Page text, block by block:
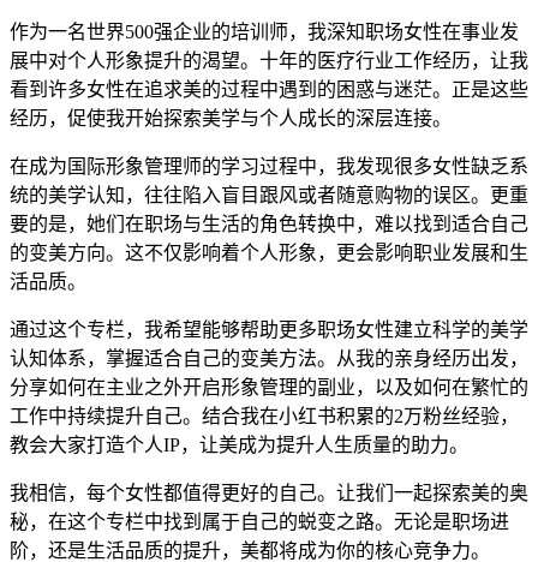
作为一名世界500强企业的培训师，我深知职场女性在事业发
展中对个人形象提升的渴望。十年的医疗行业工作经历，让我
看到许多女性在追求美的过程中遇到的困惑与迷茫。正是这些
经历，促使我开始探索美学与个人成长的深层连接。
在成为国际形象管理师的学习过程中，我发现很多女性缺乏系
统的美学认知，往往陷入盲目跟风或者随意购物的误区。更重
要的是，她们在职场与生活的角色转换中，难以找到适合自己
的变美方向。这不仅影响着个人形象，更会影响职业发展和生
活品质。
通过这个专栏，我希望能够帮助更多职场女性建立科学的美学
认知体系，掌握适合自己的变美方法。从我的亲身经历出发，
分享如何在主业之外开启形象管理的副业，以及如何在繁忙的
工作中持续提升自己。结合我在小红书积累的2万粉丝经验，
教会大家打造个人IP，让美成为提升人生质量的助力。
我相信，每个女性都值得更好的自己。让我们一起探索美的奥
秘，在这个专栏中找到属于自己的蜕变之路。无论是职场进
阶，还是生活品质的提升，美都将成为你的核心竞争力。